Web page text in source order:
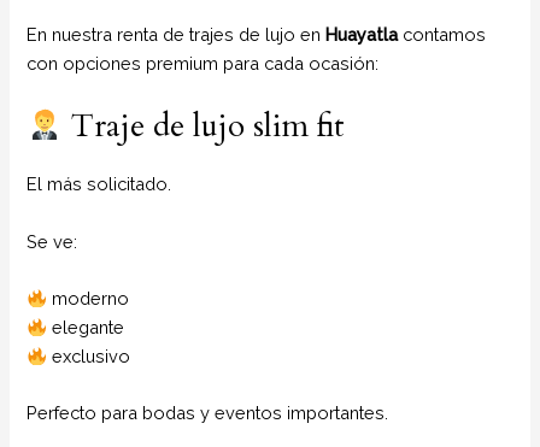
En nuestra renta de trajes de lujo enHuayatla contamos
con opciones premium para cada ocasión:
Traje de lujo slim fit
El más solicitado.
Se ve:
moderno
elegante
exclusivo
Perfecto para bodas y eventos importantes.